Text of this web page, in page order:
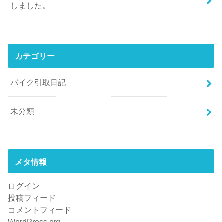
しました。
カテゴリー
バイク引取日記
未分類
メタ情報
ログイン
投稿フィード
コメントフィード